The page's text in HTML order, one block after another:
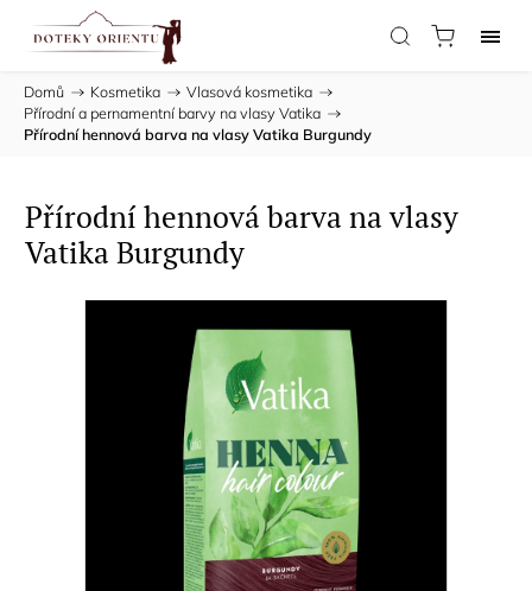
Domů / Kosmetika / Vlasová kosmetika /
Přírodní a pernamentní barvy na vlasy Vatika /
Přírodní hennová barva na vlasy Vatika Burgundy
Přírodní hennová barva na vlasy
Vatika Burgundy